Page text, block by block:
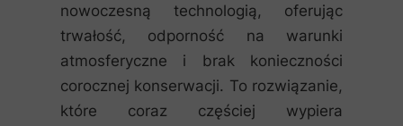
nowoczesną technologią, oferując
trwałość, odporność na warunki
atmosferyczne i brak konieczności
corocznej konserwacji. To rozwiązanie,
które coraz częściej wypiera